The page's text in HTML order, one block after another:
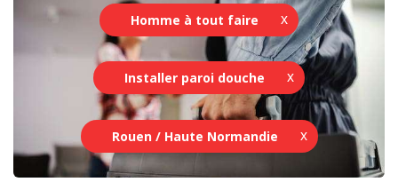
Homme à tout faire
Installer paroi douche
Rouen / Haute Normandie